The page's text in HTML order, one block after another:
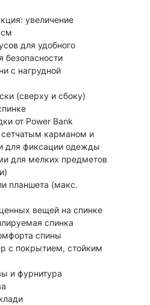
увеличение
для удобного
безопасности
с нагрудной
(сверху и сбоку)
от Power Bank
сетчатым карманом и
для фиксации одежды
для мелких предметов
планшета (макс.
вещей на спинке
спинка
спины
с покрытием, стойким
и фурнитура